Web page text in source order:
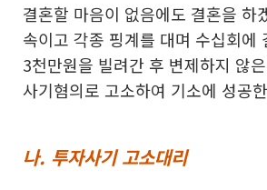
결혼할 마음이 없음에도 결혼을 하
속이고 각종 핑계를 대며 수십회에
3천만원을 빌려간 후 변제하지 않
사기혐의로 고소하여 기소에 성공
나. 투자사기 고소대리